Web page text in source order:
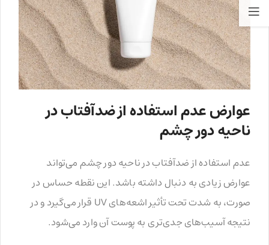
عوارض عدم استفاده از ضدآفتاب در
ناحیه دور چشم
عدم استفاده از ضدآفتاب در ناحیه دور چشم می‌تواند
عوارض زیادی به دنبال داشته باشد. این نقطه حساس در
صورت، به شدت تحت تأثیر اشعه‌های UV قرار می‌گیرد و در
نتیجه آسیب‌های جدی‌تری به پوست آن وارد می‌شود.